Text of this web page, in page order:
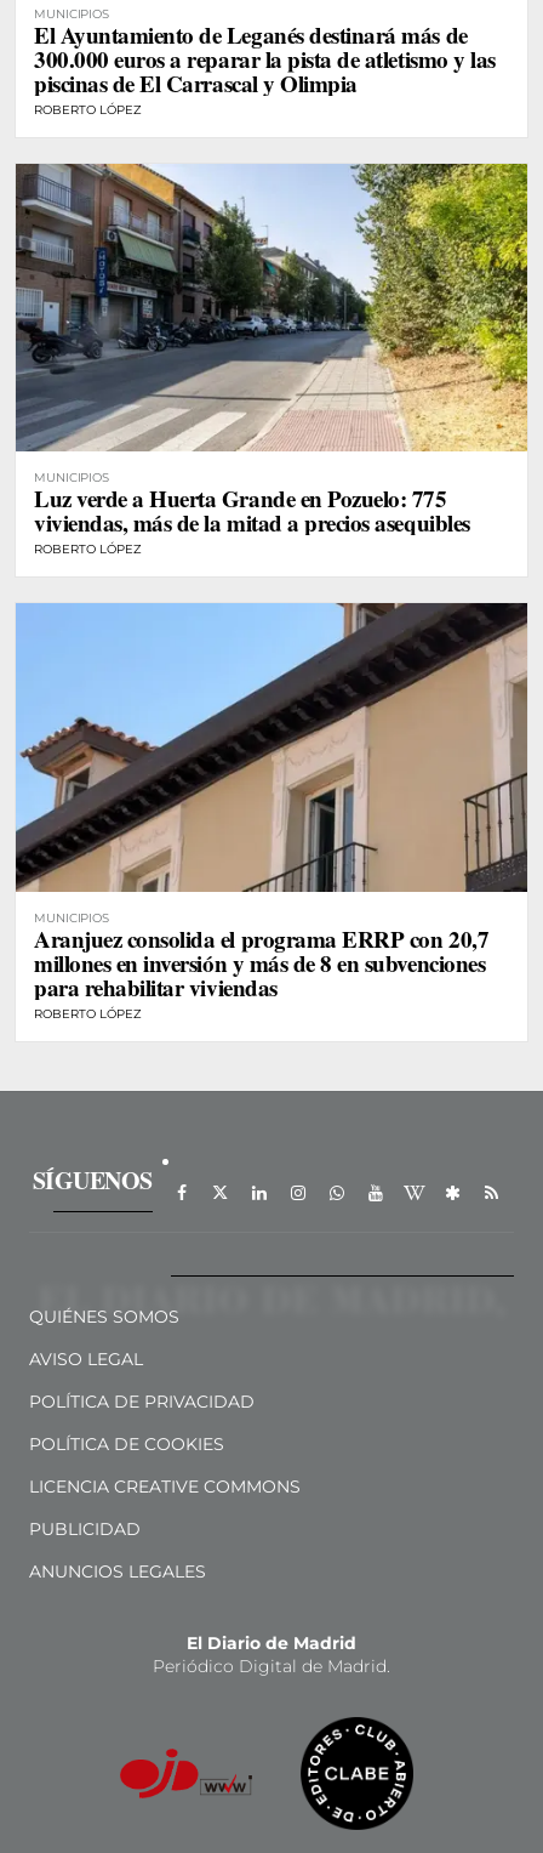
MUNICIPIOS
El Ayuntamiento de Leganés destinará más de
300.000 euros a reparar la pista de atletismo y las
piscinas de El Carrascal y Olimpia
ROBERTO LÓPEZ
MUNICIPIOS
Luz verde a Huerta Grande en Pozuelo: 775
viviendas, más de la mitad a precios asequibles
ROBERTO LÓPEZ
MUNICIPIOS
Aranjuez consolida el programa ERRP con 20,7
millones en inversión y más de 8 en subvenciones
para rehabilitar viviendas
ROBERTO LÓPEZ
SÍGUENOS
QUIÉNES SOMOS
AVISO LEGAL
POLÍTICA DE PRIVACIDAD
POLÍTICA DE COOKIES
LICENCIA CREATIVE COMMONS
PUBLICIDAD
ANUNCIOS LEGALES
El Diario de Madrid
Periódico Digital de Madrid.